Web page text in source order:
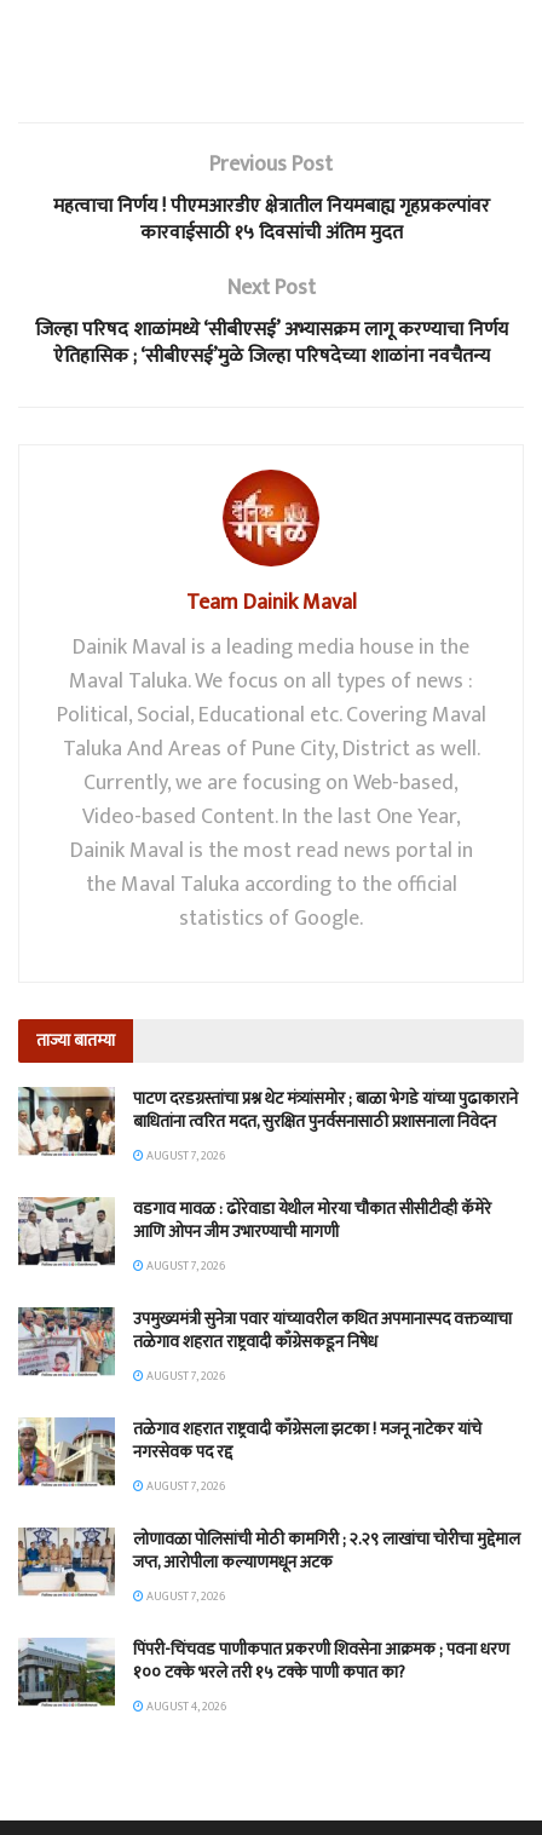
Previous Post
महत्वाचा निर्णय ! पीएमआरडीए क्षेत्रातील नियमबाह्य गृहप्रकल्पांवर
कारवाईसाठी १५ दिवसांची अंतिम मुदत
Next Post
जिल्हा परिषद शाळांमध्ये ‘सीबीएसई’ अभ्यासक्रम लागू करण्याचा निर्णय
ऐतिहासिक ; ‘सीबीएसई’मुळे जिल्हा परिषदेच्या शाळांना नवचैतन्य
Team Dainik Maval
Dainik Maval is a leading media house in the
Maval Taluka. We focus on all types of news :
Political, Social, Educational etc. Covering Maval
Taluka And Areas of Pune City, District as well.
Currently, we are focusing on Web-based,
Video-based Content. In the last One Year,
Dainik Maval is the most read news portal in
the Maval Taluka according to the official
statistics of Google.
ताज्या बातम्या
पाटण दरडग्रस्तांचा प्रश्न थेट मंत्र्यांसमोर ; बाळा भेगडे यांच्या पुढाकाराने
बाधितांना त्वरित मदत, सुरक्षित पुनर्वसनासाठी प्रशासनाला निवेदन
AUGUST 7, 2026
वडगाव मावळ : ढोरेवाडा येथील मोरया चौकात सीसीटीव्ही कॅमेरे
आणि ओपन जीम उभारण्याची मागणी
AUGUST 7, 2026
उपमुख्यमंत्री सुनेत्रा पवार यांच्यावरील कथित अपमानास्पद वक्तव्याचा
तळेगाव शहरात राष्ट्रवादी काँग्रेसकडून निषेध
AUGUST 7, 2026
तळेगाव शहरात राष्ट्रवादी काँग्रेसला झटका ! मजनू नाटेकर यांचे
नगरसेवक पद रद्द
AUGUST 7, 2026
लोणावळा पोलिसांची मोठी कामगिरी ; २.२९ लाखांचा चोरीचा मुद्देमाल
जप्त, आरोपीला कल्याणमधून अटक
AUGUST 7, 2026
पिंपरी-चिंचवड पाणीकपात प्रकरणी शिवसेना आक्रमक ; पवना धरण
१०० टक्के भरले तरी १५ टक्के पाणी कपात का?
AUGUST 4, 2026